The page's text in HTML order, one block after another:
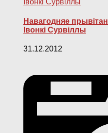
Навагодняе
Івонкі Сурвіллы
31.12.2012